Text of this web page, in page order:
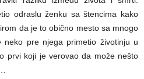
odraslu ženku sa štencima kako
da je to obično mesto sa mnogo
pre njega primetio životinju u
prvi koji je verovao da može nešto